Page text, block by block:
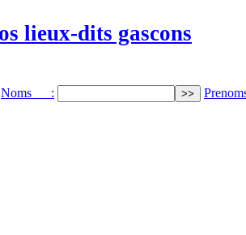
lieux-dits gascons
Noms :